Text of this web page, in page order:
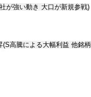
が強い動き 大口が新規参戦)
高騰による大幅利益 他銘柄